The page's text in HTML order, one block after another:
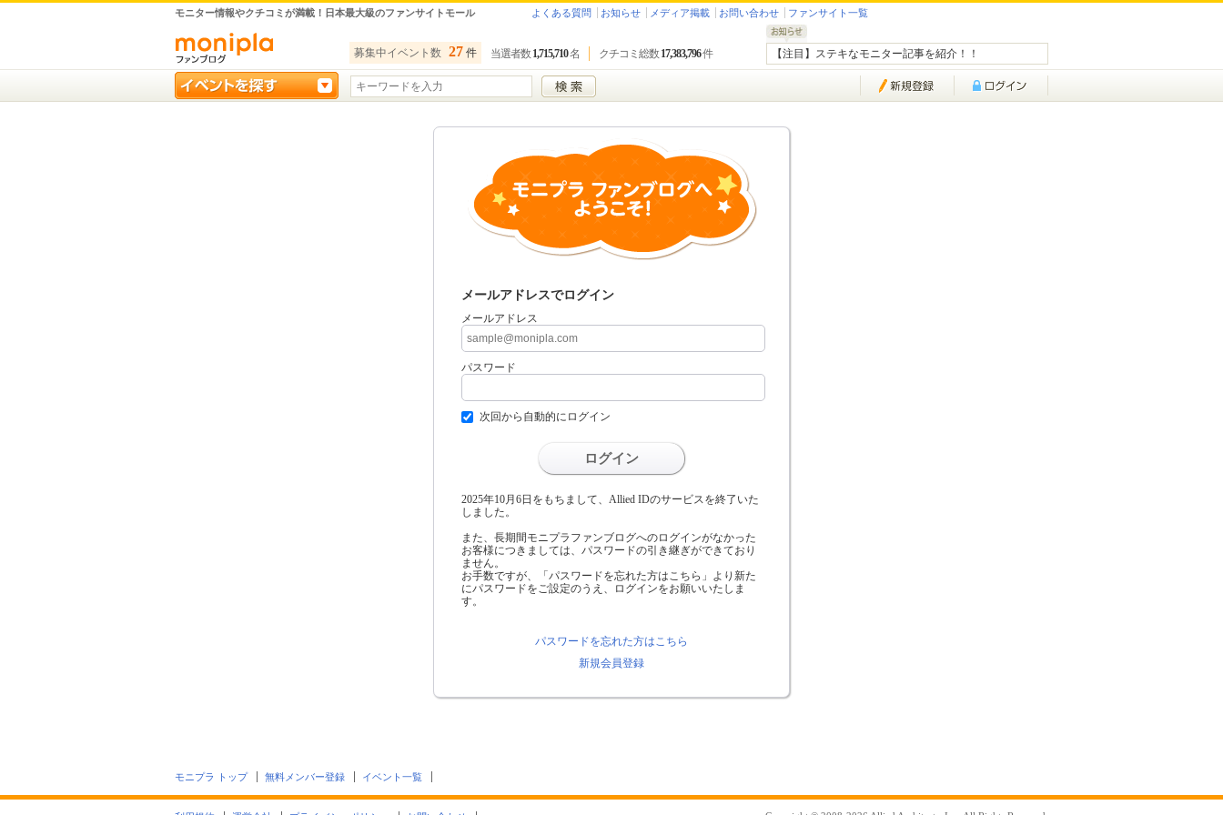
モニター情報やクチコミが満載！日本最大級のファンサイトモール よくある質問 お知らせ メディア掲載 お問い合わせ ファンサイト一覧
【注目】ステキなモニター記事を紹介！！
募集中イベント数 27 件 当選者数 1,715,710名 クチコミ総数 17,383,796件
メールアドレスでログイン
メールアドレス
パスワード
次回から自動的にログイン
ログイン
2025年10月6日をもちまして、Allied IDのサービスを終了いた
しました。
また、長期間モニプラファンブログへのログインがなかった
お客様につきましては、パスワードの引き継ぎができており
ません。
お手数ですが、「パスワードを忘れた方はこちら」より新た
にパスワードをご設定のうえ、ログインをお願いいたしま
す。
パスワードを忘れた方はこちら
新規会員登録
モニプラ トップ 無料メンバー登録 イベント一覧